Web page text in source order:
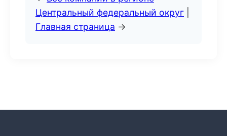
Центральный федеральный округ
Главная страница →